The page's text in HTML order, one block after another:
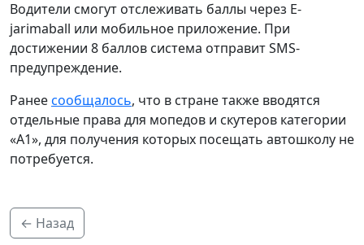
Водители смогут отслеживать баллы через E-
jarimaball или мобильное приложение. При
достижении 8 баллов система отправит SMS-
предупреждение.
Ранеесообщалось, что в стране также вводятся
отдельные права для мопедов и скутеров категории
«A1», для получения которых посещать автошколу не
потребуется.
← Назад